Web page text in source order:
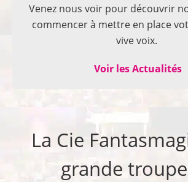
Venez nous voir pour découvrir
commencer à mettre en place
vive voix.
Voir les Actualités
La Cie
grande